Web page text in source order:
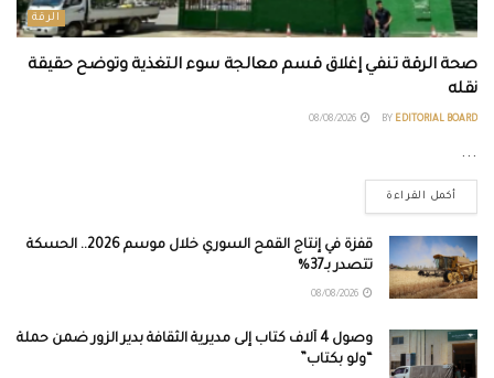
الرقة
صحة الرقة تنفي إغلاق قسم معالجة سوء التغذية وتوضح حقيقة
نقله
BY EDITORIAL BOARD
...
أكمل القراءة
قفزة في إنتاج القمح السوري خلال موسم 2026.. الحسكة
تتصدر بـ37%
وصول 4 آلاف كتاب إلى مديرية الثقافة بدير الزور ضمن حملة
“ولو بكتاب”